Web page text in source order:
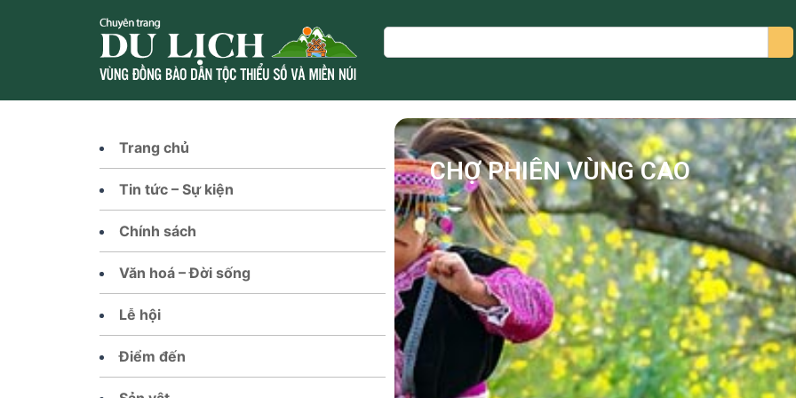
Search
Trang chủ
Tin tức – Sự kiện
Chính sách
Văn hoá – Đời sống
Lễ hội
Điểm đến
CHỢ PHIÊN VÙNG CAO